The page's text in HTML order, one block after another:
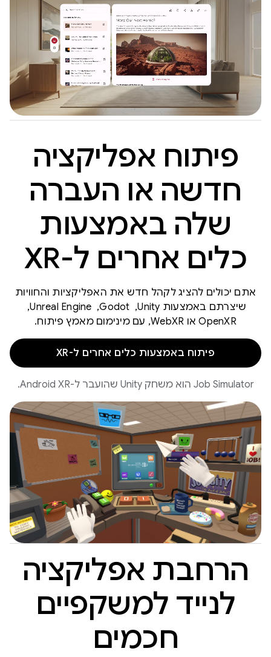
פיתוח אפליקציה
חדשה או העברה
שלה באמצעות
כלים אחרים ל-XR
אתם יכולים להציג לקהל חדש את האפליקציות והחוויות
שיצרתם באמצעות Unity, ‏ Godot, ‏ Unreal Engine, ‏
OpenXR או WebXR, עם מינימום מאמץ פיתוח.
פיתוח באמצעות כלים אחרים ל-XR
‫Job Simulator הוא משחק Unity שהועבר ל-Android XR.
הרחבת אפליקציה
לנייד למשקפיים
חכמים